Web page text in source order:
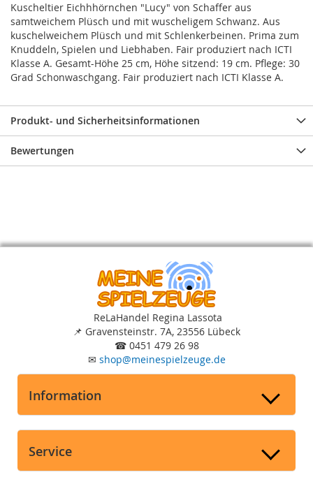
Kuscheltier Eichhhörnchen "Lucy" von Schaffer aus
samtweichem Plüsch und mit wuscheligem Schwanz. Aus
kuschelweichem Plüsch und mit Schlenkerbeinen. Prima zum
Knuddeln, Spielen und Liebhaben. Fair produziert nach ICTI
Klasse A. Gesamt-Höhe 25 cm, Höhe sitzend: 19 cm. Pflege: 30
Grad Schonwaschgang. Fair produziert nach ICTI Klasse A.
Produkt- und Sicherheitsinformationen
Bewertungen
ReLaHandel Regina Lassota
📌 Gravensteinstr. 7A, 23556 Lübeck
☎ 0451 479 26 98
✉ shop@meinespielzeuge.de
Information
Service